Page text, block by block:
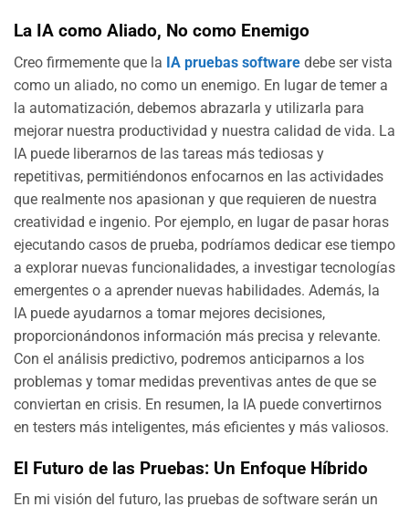
La IA como Aliado, No como Enemigo
Creo firmemente que la IA pruebas software debe ser vista
como un aliado, no como un enemigo. En lugar de temer a
la automatización, debemos abrazarla y utilizarla para
mejorar nuestra productividad y nuestra calidad de vida. La
IA puede liberarnos de las tareas más tediosas y
repetitivas, permitiéndonos enfocarnos en las actividades
que realmente nos apasionan y que requieren de nuestra
creatividad e ingenio. Por ejemplo, en lugar de pasar horas
ejecutando casos de prueba, podríamos dedicar ese tiempo
a explorar nuevas funcionalidades, a investigar tecnologías
emergentes o a aprender nuevas habilidades. Además, la
IA puede ayudarnos a tomar mejores decisiones,
proporcionándonos información más precisa y relevante.
Con el análisis predictivo, podremos anticiparnos a los
problemas y tomar medidas preventivas antes de que se
conviertan en crisis. En resumen, la IA puede convertirnos
en testers más inteligentes, más eficientes y más valiosos.
El Futuro de las Pruebas: Un Enfoque Híbrido
En mi visión del futuro, las pruebas de software serán un